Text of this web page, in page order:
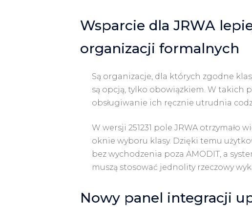
Wsparcie dla JRWA
organizacji formalnych
Są organizacje, dla których zgodne
są opcją, tylko obowiązkiem. W takich
obsługiwanie ich ręcznie utrudnia
W wersji 251231 pole JRWA otrzymało
oknie wyboru klasy. Dzięki temu
bez wychodzenia poza AMODIT, a
muszą stosować jednolity rzeczowy
Nowy panel integracji